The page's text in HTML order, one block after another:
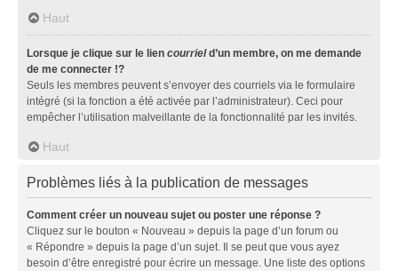
Haut
Lorsque je clique sur le lien courrield’un membre, on me demande
de me connecter !?
Seuls les membres peuvent s’envoyer des courriels via le formulaire
intégré (si la fonction a été activée par l’administrateur). Ceci pour
empêcher l’utilisation malveillante de la fonctionnalité par les invités.
Haut
Problèmes liés à la publication de messages
Comment créer un nouveau sujet ou poster une réponse ?
Cliquez sur le bouton « Nouveau » depuis la page d’un forum ou
« Répondre » depuis la page d’un sujet. Il se peut que vous ayez
besoin d’être enregistré pour écrire un message. Une liste des options